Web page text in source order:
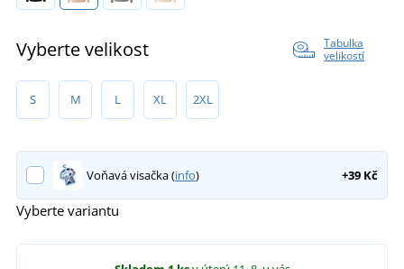
Vyberte velikost
Tabulka
velikostí
S M L XL 2XL
Voňavá visačka (info) +39 Kč
Vyberte variantu